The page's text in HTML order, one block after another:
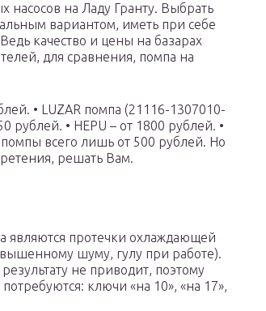
насосов на Ладу Гранту. Выбрать
вариантом, иметь при себе
качество и цены на базарах
для сравнения, помпа на
• LUZAR помпа (21116-1307010-
рублей. • HEPU – от 1800 рублей. •
всего лишь от 500 рублей. Но
решать Вам.
являются протечки охлаждающей
шуму, гулу при работе).
не приводит, поэтому
ключи «на 10», «на 17»,